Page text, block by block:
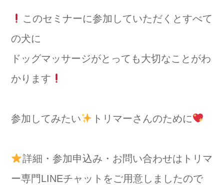
このセミナーに参加していただくとすべて
の犬に
ドッグマッサージがとっても大切なことがわ
かります
参加してみたい トリマーさんのために
詳細・参加申込み・お問い合わせはトリマ
ー専門LINEチャットをご用意しましたので